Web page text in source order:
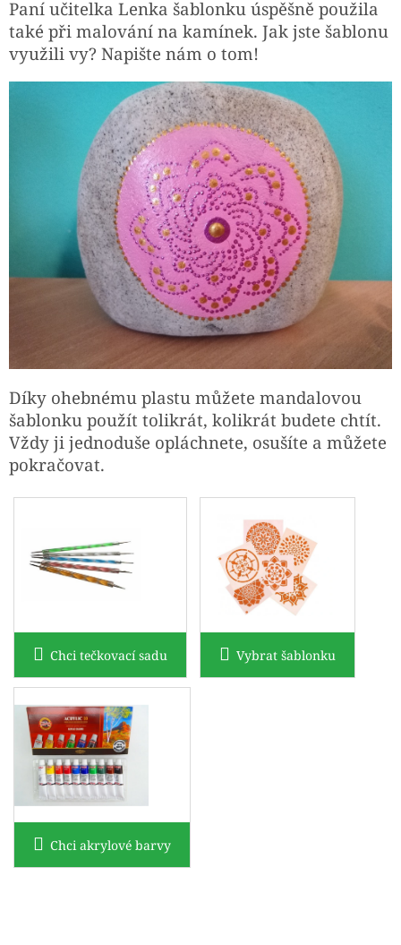
Paní učitelka Lenka šablonku úspěšně použila
také při malování na kamínek. Jak jste šablonu
využili vy? Napište nám o tom!
Díky ohebnému plastu můžete mandalovou
šablonku použít tolikrát, kolikrát budete chtít.
Vždy ji jednoduše opláchnete, osušíte a můžete
pokračovat.
Chci tečkovací sadu Vybrat šablonku
Chci akrylové barvy